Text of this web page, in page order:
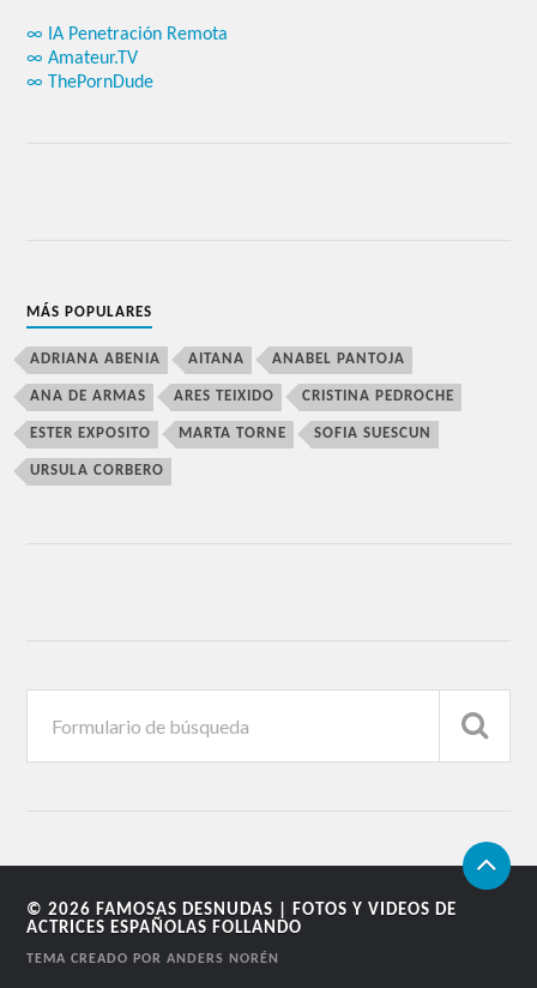
∞ IA Penetración Remota
∞ Amateur.TV
∞ ThePornDude
MÁS POPULARES
ADRIANA ABENIA AITANA ANABEL PANTOJA
ANA DE ARMAS ARES TEIXIDO CRISTINA PEDROCHE
ESTER EXPOSITO MARTA TORNE SOFIA SUESCUN
URSULA CORBERO
© 2026FAMOSAS DESNUDAS | FOTOS Y VIDEOS DE
ACTRICES ESPAÑOLAS FOLLANDO
TEMA CREADO PORANDERS NORÉN